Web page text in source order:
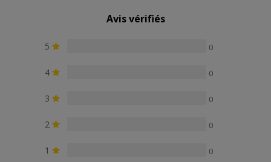
Avis vérifiés
5 0
4 0
3 0
2 0
1 0